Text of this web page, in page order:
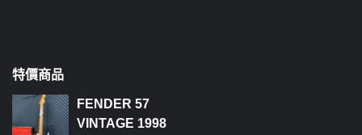
特價商品
FENDER 57
VINTAGE 1998